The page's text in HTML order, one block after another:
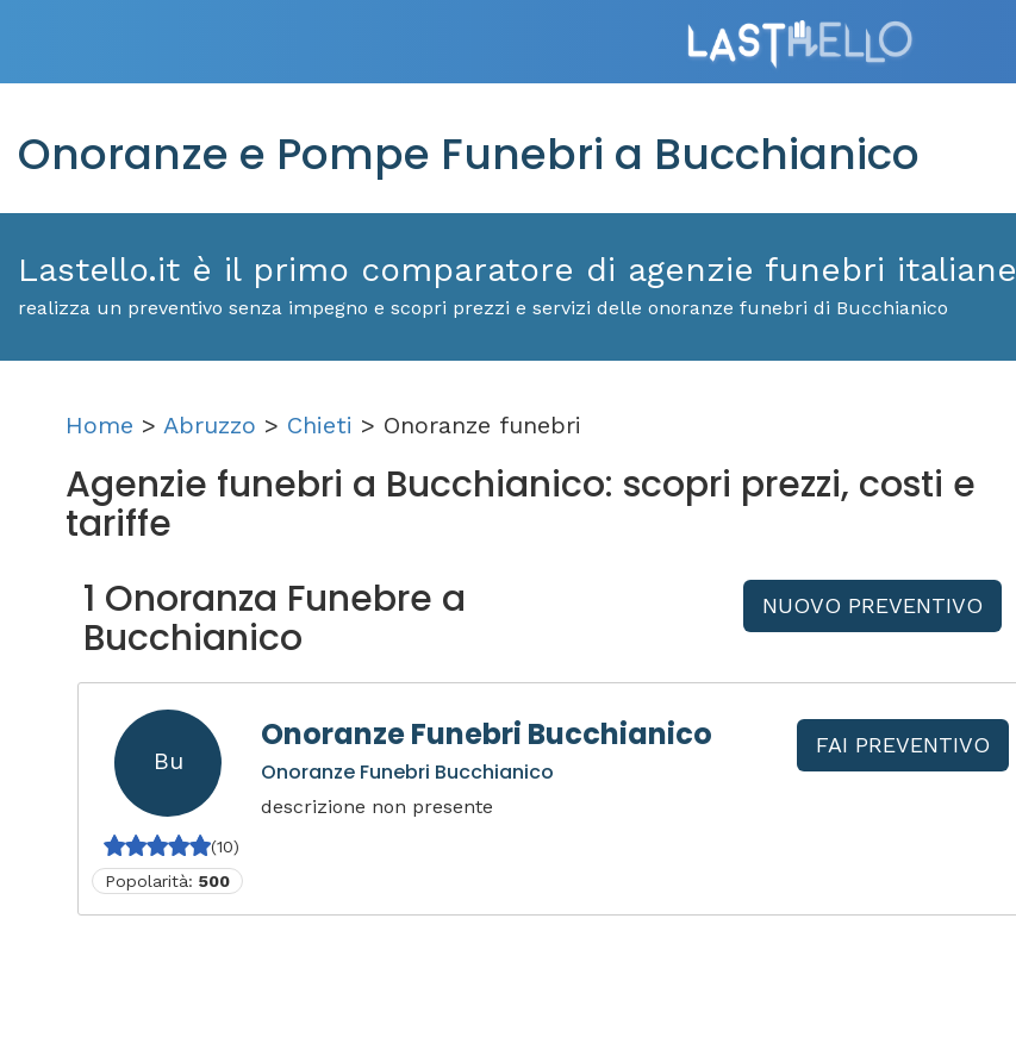
Onoranze e Pompe Funebri a Bucchianico
Lastello.it è il primo comparatore di agenzie funebri italiane
realizza un preventivo senza impegno e scopri prezzi e servizi delle onoranze funebri di Bucchianico
Home > Abruzzo > Chieti > Onoranze funebri
Agenzie funebri a Bucchianico: scopri prezzi, costi e
tariffe
1 Onoranza Funebre a
Bucchianico
NUOVO PREVENTIVO
Bu
(10)
Popolarità: 500
Onoranze Funebri Bucchianico
Onoranze Funebri Bucchianico
descrizione non presente
FAI PREVENTIVO